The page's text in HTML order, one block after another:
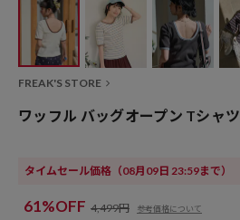
FREAK'S STORE
ワッフル バッグオープン Tシャツ
タイムセール価格 （08月09日 23:59まで）
61%OFF 4,499円 参考価格について